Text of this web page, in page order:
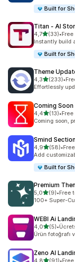
Built for
Titan ‑ AI
4,75 yıldız
(33)
toplam 33•
Instantly build
Built for
Theme
4,35 yıldız
(233)
toplam 233•
Effortlessly
Coming Soon
4,45 yıldız
(13)
toplam 13•
Coming soon,
Smind
4,95 yıldız
(58)
toplam 58•
Add
Built for
Premium
5,05 yıldız
(9)
toplam 9•Free
100+ Super-
WEBI Ai
4,05 yıldız
(5)
toplam 5•
Ürün fotoğrafı
Zeno AI
4,85 yıldız
(91)•